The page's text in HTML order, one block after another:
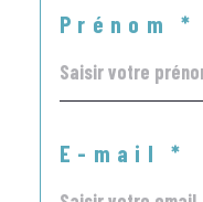
Prénom *
E-mail *